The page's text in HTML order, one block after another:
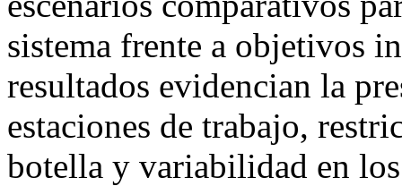
sistema frente a objetivos
resultados evidencian la
estaciones de trabajo,
botella y variabilidad en